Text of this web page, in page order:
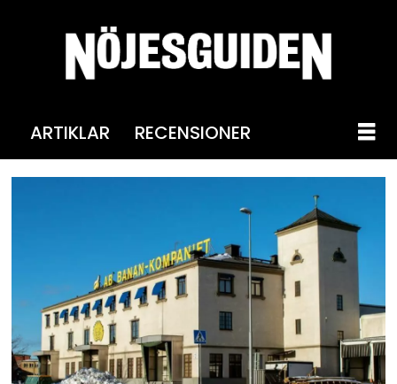
ARTIKLAR RECENSIONER